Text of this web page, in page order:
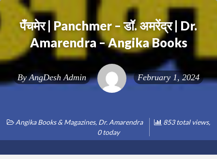
पँचमेर | Panchmer – डॉ. अमरेंद्र | Dr.
Amarendra – Angika Books
ByAngDesh Admin February 1, 2024
Angika Books & Magazines, Dr. Amarendra
853 total views,
0 today